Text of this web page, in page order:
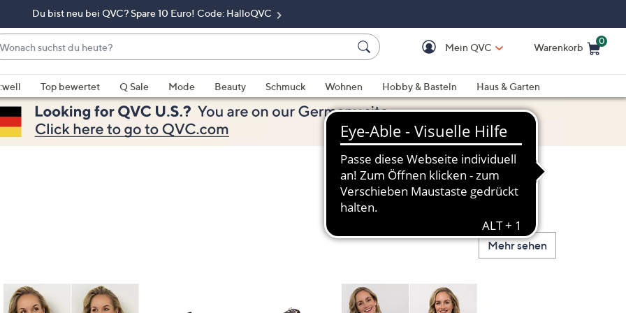
Du bist neu bei QVC? Spare 10 Euro! Code: HalloQVC
Mein QVC Warenkorb
0
Top bewertet Q Sale Mode Beauty Schmuck Wohnen Hobby & Basteln
Haus & Garten
Mehr sehen